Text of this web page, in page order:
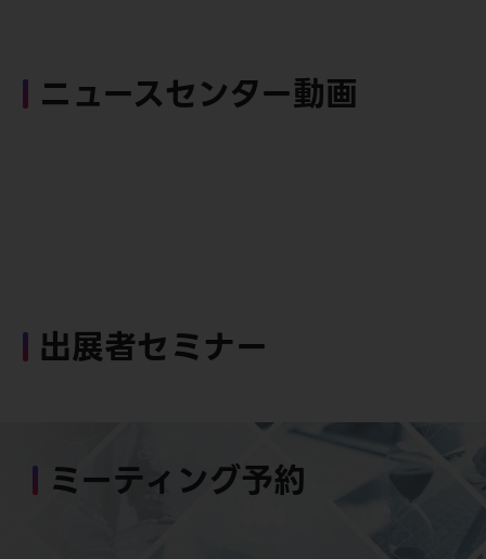
ニュースセンター動画
出展者セミナー
ミーティング予約